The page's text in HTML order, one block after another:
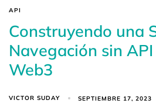
API
Construyendo una
Navegación sin
Web3
VICTOR SUDAY SEPTIEMBRE 17, 2023